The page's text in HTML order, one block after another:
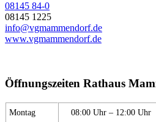
08145 84-0
08145 1225
info@vgmammendorf.de
www.vgmammendorf.de
Öffnungszeiten Rathaus
Montag 08:00 Uhr – 12:00 Uhr